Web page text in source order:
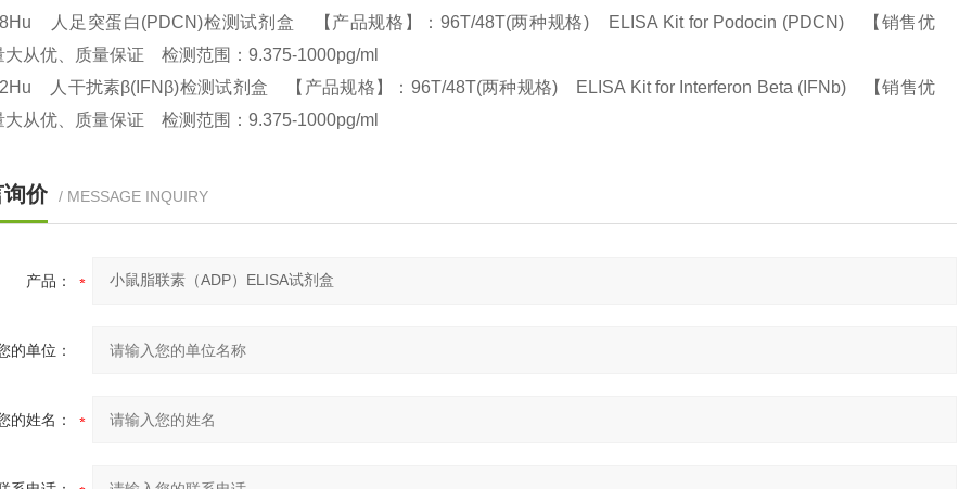
人足突蛋白(PDCN)检测试剂盒 【产品规格】：96T/48T(两种规格) ELISA Kit for Podocin (PDCN) 【销售优
大从优、质量保证 检测范围：9.375-1000pg/ml
人干扰素β(IFNβ)检测试剂盒 【产品规格】：96T/48T(两种规格) ELISA Kit for Interferon Beta (IFNb) 【销售优
大从优、质量保证 检测范围：9.375-1000pg/ml
价 / MESSAGE INQUIRY
产品：
的单位：
的姓名：